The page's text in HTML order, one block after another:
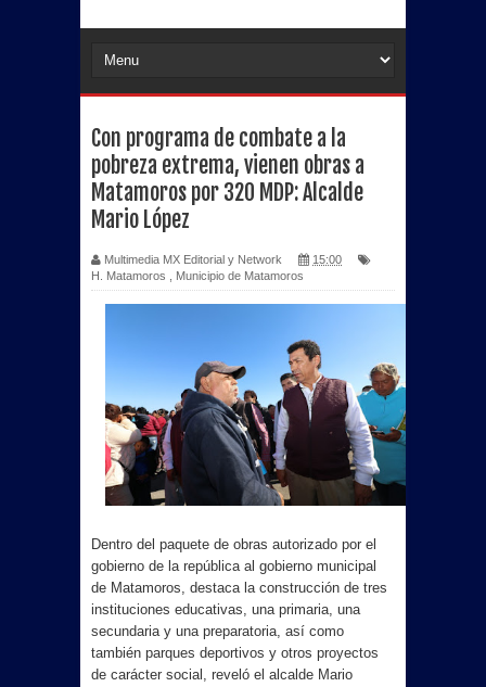
Con programa de combate a la
pobreza extrema, vienen obras a
Matamoros por 320 MDP: Alcalde
Mario López
Multimedia MX Editorial y Network
15:00
H. Matamoros
Municipio de Matamoros
Dentro del paquete de obras autorizado por el
gobierno de la república al gobierno municipal
de Matamoros, destaca la construcción de tres
instituciones educativas, una primaria, una
secundaria y una preparatoria, así como
también parques deportivos y otros proyectos
de carácter social, reveló el alcalde Mario